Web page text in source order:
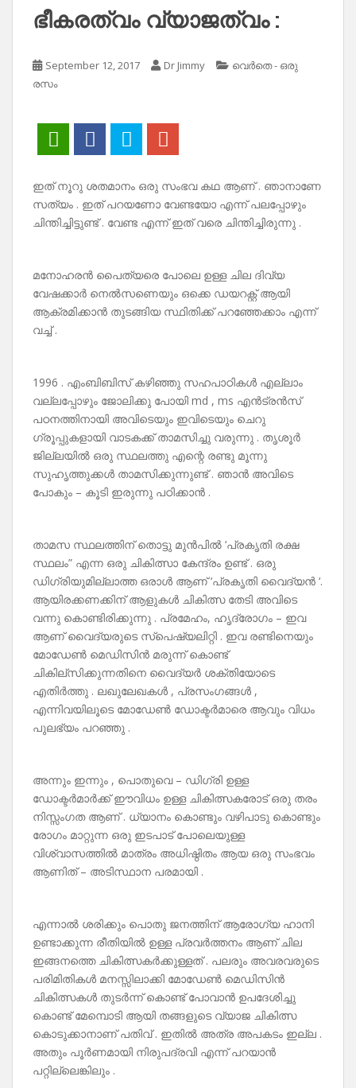
ഭീകരത്വം വ്യാജത്വം :
September 12, 2017 Dr Jimmy
വെർതെ - ഒരു
രസം
ഇത് നൂറു ശതമാനം ഒരു സംഭവ കഥ ആണ് . ഞാനാണേ
സത്യം . ഇത് പറയണോ വേണ്ടയോ എന്ന് പലപ്പോഴും
ചിന്തിച്ചിട്ടുണ്ട് . വേണ്ട എന്ന് ഇത് വരെ ചിന്തിച്ചിരുന്നു .
മനോഹരൻ പൈത്യരെ പോലെ ഉള്ള ചില ദിവ്യ
വേഷക്കാർ നെൽസണെയും ഒക്കെ ഡയറക്റ്റ് ആയി
ആക്രമിക്കാൻ തുടങ്ങിയ സ്ഥിതിക്ക് പറഞ്ഞേക്കാം എന്ന്
വച്ച് .
1996 . എംബിബിസ് കഴിഞ്ഞു സഹപാഠികൾ എല്ലാം
വല്ലപ്പോഴും ജോലിക്കു പോയി md , ms എൻട്രൻസ്
പഠനത്തിനായി അവിടെയും ഇവിടെയും ചെറു
ഗ്രൂപ്പുകളായി വാടകക്ക് താമസിച്ചു വരുന്നു . തൃശൂർ
ജില്ലയിൽ ഒരു സ്ഥലത്തു എന്റെ രണ്ടു മൂന്നു
സുഹൃത്തുക്കൾ താമസിക്കുന്നുണ്ട് . ഞാൻ അവിടെ
പോകും – കൂടി ഇരുന്നു പഠിക്കാൻ .
താമസ സ്ഥലത്തിന് തൊട്ടു മുൻപിൽ ‘പ്രകൃതി രക്ഷ
സ്ഥലം” എന്ന ഒരു ചികിത്സാ കേന്ദ്രം ഉണ്ട് . ഒരു
ഡിഗ്രിയുമില്ലാത്ത ഒരാൾ ആണ് ‘പ്രകൃതി വൈദ്യൻ ‘.
ആയിരക്കണക്കിന് ആളുകൾ ചികിത്സ തേടി അവിടെ
വന്നു കൊണ്ടിരിക്കുന്നു . പ്രമേഹം, ഹൃദ്രോഗം – ഇവ
ആണ് വൈദ്യരുടെ സ്പെഷ്യലിറ്റി . ഇവ രണ്ടിനെയും
മോഡേൺ മെഡിസിൻ മരുന്ന് കൊണ്ട്
ചികില്സിക്കുന്നതിനെ വൈദ്യർ ശക്തിയോടെ
എതിർത്തു . ലഖുലേഖകൾ , പ്രസംഗങ്ങൾ ,
എന്നിവയിലൂടെ മോഡേൺ ഡോക്ടർമാരെ ആവും വിധം
പുലഭ്യം പറഞ്ഞു .
അന്നും ഇന്നും , പൊതുവെ – ഡിഗ്രി ഉള്ള
ഡോക്ടർമാർക്ക് ഈവിധം ഉള്ള ചികിത്സകരോട് ഒരു തരം
നിസ്സംഗത ആണ് . ധ്യാനം കൊണ്ടും വഴിപാടു കൊണ്ടും
രോഗം മാറ്റുന്ന ഒരു ഇടപാട് പോലെയുള്ള
വിശ്വാസത്തിൽ മാത്രം അധിഷ്ഠിതം ആയ ഒരു സംഭവം
ആണിത് – അടിസ്ഥാന പരമായി .
എന്നാൽ ശരിക്കും പൊതു ജനത്തിന് ആരോഗ്യ ഹാനി
ഉണ്ടാക്കുന്ന രീതിയിൽ ഉള്ള പ്രവർത്തനം ആണ് ചില
ഇങ്ങനത്തെ ചികിത്സകർക്കുള്ളത് . പലരും അവരവരുടെ
പരിമിതികൾ മനസ്സിലാക്കി മോഡേൺ മെഡിസിൻ
ചികിത്സകൾ തുടർന്ന് കൊണ്ട് പോവാൻ ഉപദേശിച്ചു
കൊണ്ട് മേമ്പൊടി ആയി തങ്ങളുടെ വ്യാജ ചികിത്സ
കൊടുക്കാനാണ് പതിവ് . ഇതിൽ അത്ര അപകടം ഇല്ല .
അതും പൂർണമായി നിരുപദ്രവി എന്ന് പറയാൻ
പറ്റില്ലെങ്കിലും .